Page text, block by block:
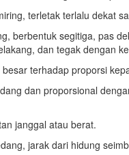
terletak terlalu dekat
berbentuk segitiga, pas
dan tegak dengan
terhadap proporsi
dan proporsional
janggal atau berat.
jarak dari hidung